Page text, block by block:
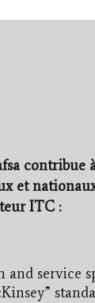
contribue
et
ITC :
and service